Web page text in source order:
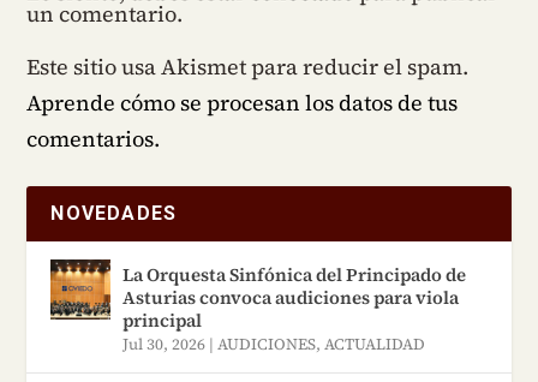
un comentario.
Este sitio usa Akismet para reducir el spam.
Aprende cómo se procesan los datos de tus
comentarios.
NOVEDADES
La Orquesta Sinfónica del Principado de
Asturias convoca audiciones para viola
principal
Jul 30, 2026 |AUDICIONES,ACTUALIDAD